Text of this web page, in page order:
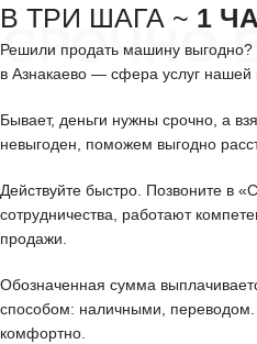
СРОЧНО
В ТРИ ШАГА ~ 1
Решили продать машину
в Азнакаево — сфера услуг нашей
Бывает, деньги нужны срочно, а
невыгоден, поможем выгодно
Действуйте быстро. Позвоните в
сотрудничества, работают
продажи.
Обозначенная сумма
способом: наличными,
комфортно.